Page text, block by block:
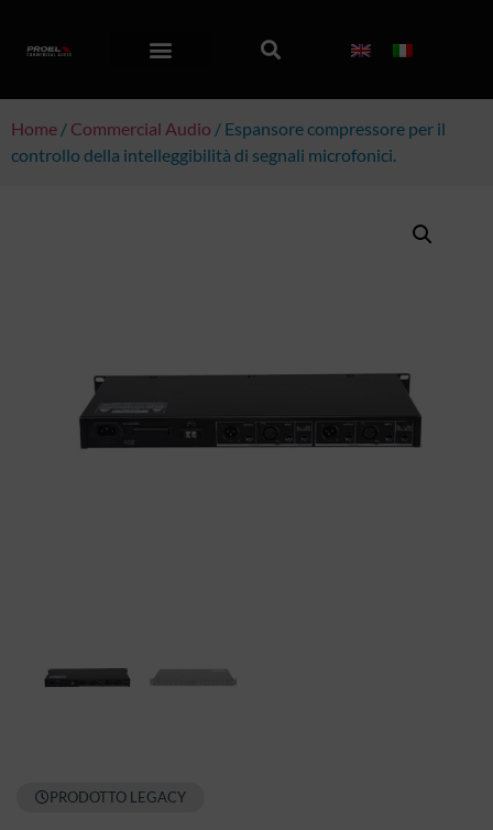
Home / Commercial Audio / Espansore compressore per il
controllo della intelleggibilità di segnali microfonici.
PRODOTTO LEGACY